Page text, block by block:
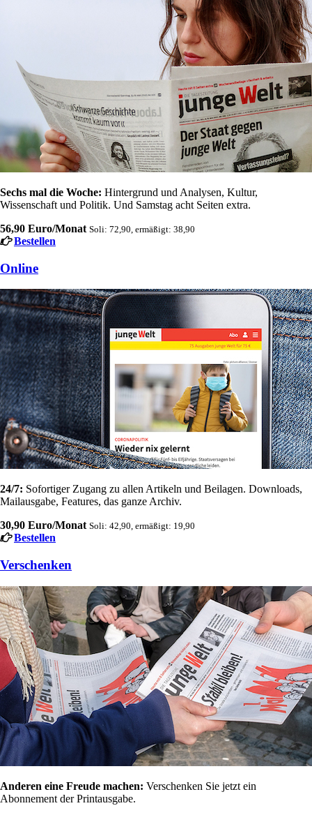
Sechs mal die Woche: Hintergrund und Analysen, Kultur,
Wissenschaft und Politik. Und Samstag acht Seiten extra.
56,90 Euro/Monat Soli: 72,90, ermäßigt: 38,90
Bestellen
Online
24/7: Sofortiger Zugang zu allen Artikeln und Beilagen. Downloads,
Mailausgabe, Features, das ganze Archiv.
30,90 Euro/Monat Soli: 42,90, ermäßigt: 19,90
Bestellen
Verschenken
Anderen eine Freude machen: Verschenken Sie jetzt ein
Abonnement der Printausgabe.